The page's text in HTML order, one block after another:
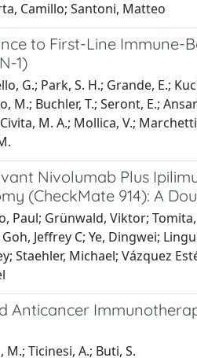
Camillo; Santoni, Matteo
to First-Line Immune-
1)
G.; Park, S. H.; Grande, E.;
M.; Buchler, T.; Seront, E.;
M. A.; Mollica, V.;
Nivolumab Plus
(CheckMate 914): A
Paul; Grünwald, Viktor;
Jeffrey C; Ye, Dingwei;
Staehler, Michael; Vázquez
Anticancer
Ticinesi, A.; Buti, S.